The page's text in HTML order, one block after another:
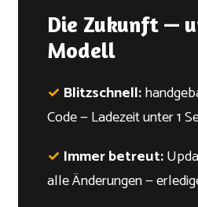
Die Zukunft —
Modell
✓ Blitzschnell:
Code — Ladezeit unter 1
✓ Immer betreut:
alle Änderungen —